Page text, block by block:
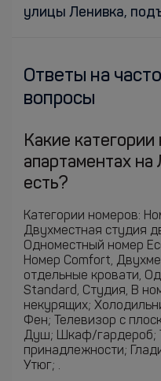
улицы Ленивка,
Ответы на
вопросы
Какие
апартаментах на
есть?
Категории номеров:
Двухместная студия
Одноместный номер
Номер Comfort,
отдельные кровати,
Standard, Студия, В
некурящих;
Фен; Телевизор с
Душ; Шкаф/гардероб;
принадлежности;
Утюг; .